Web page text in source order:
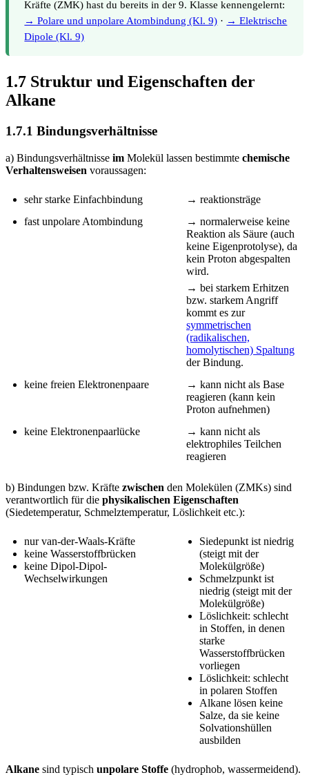
Kräfte (ZMK) hast du bereits in der 9. Klasse kennengelernt:
→ Polare und unpolare Atombindung (Kl. 9) · → Elektrische
Dipole (Kl. 9)
1.7 Struktur und Eigenschaften der
Alkane
1.7.1 Bindungsverhältnisse
a) Bindungsverhältnisse im Molekül lassen bestimmte chemische
Verhaltensweisen voraussagen:
sehr starke Einfachbindung
→ reaktionsträge
fast unpolare Atombindung
→ normalerweise keine
Reaktion als Säure (auch
keine Eigenprotolyse), da
kein Proton abgespalten
wird.
→ bei starkem Erhitzen
bzw. starkem Angriff
kommt es zur
symmetrischen
(radikalischen,
homolytischen) Spaltung
der Bindung.
keine freien Elektronenpaare
→ kann nicht als Base
reagieren (kann kein
Proton aufnehmen)
keine Elektronenpaarlücke
→ kann nicht als
elektrophiles Teilchen
reagieren
b) Bindungen bzw. Kräfte zwischen den Molekülen (ZMKs) sind
verantwortlich für die physikalischen Eigenschaften
(Siedetemperatur, Schmelztemperatur, Löslichkeit etc.):
nur van-der-Waals-Kräfte
keine Wasserstoffbrücken
keine Dipol-Dipol-
Wechselwirkungen
Siedepunkt ist niedrig
(steigt mit der
Molekülgröße)
Schmelzpunkt ist
niedrig (steigt mit der
Molekülgröße)
Löslichkeit: schlecht
in Stoffen, in denen
starke
Wasserstoffbrücken
vorliegen
Löslichkeit: schlecht
in polaren Stoffen
Alkane lösen keine
Salze, da sie keine
Solvationshüllen
ausbilden
Alkane sind typisch unpolare Stoffe (hydrophob, wassermeidend).